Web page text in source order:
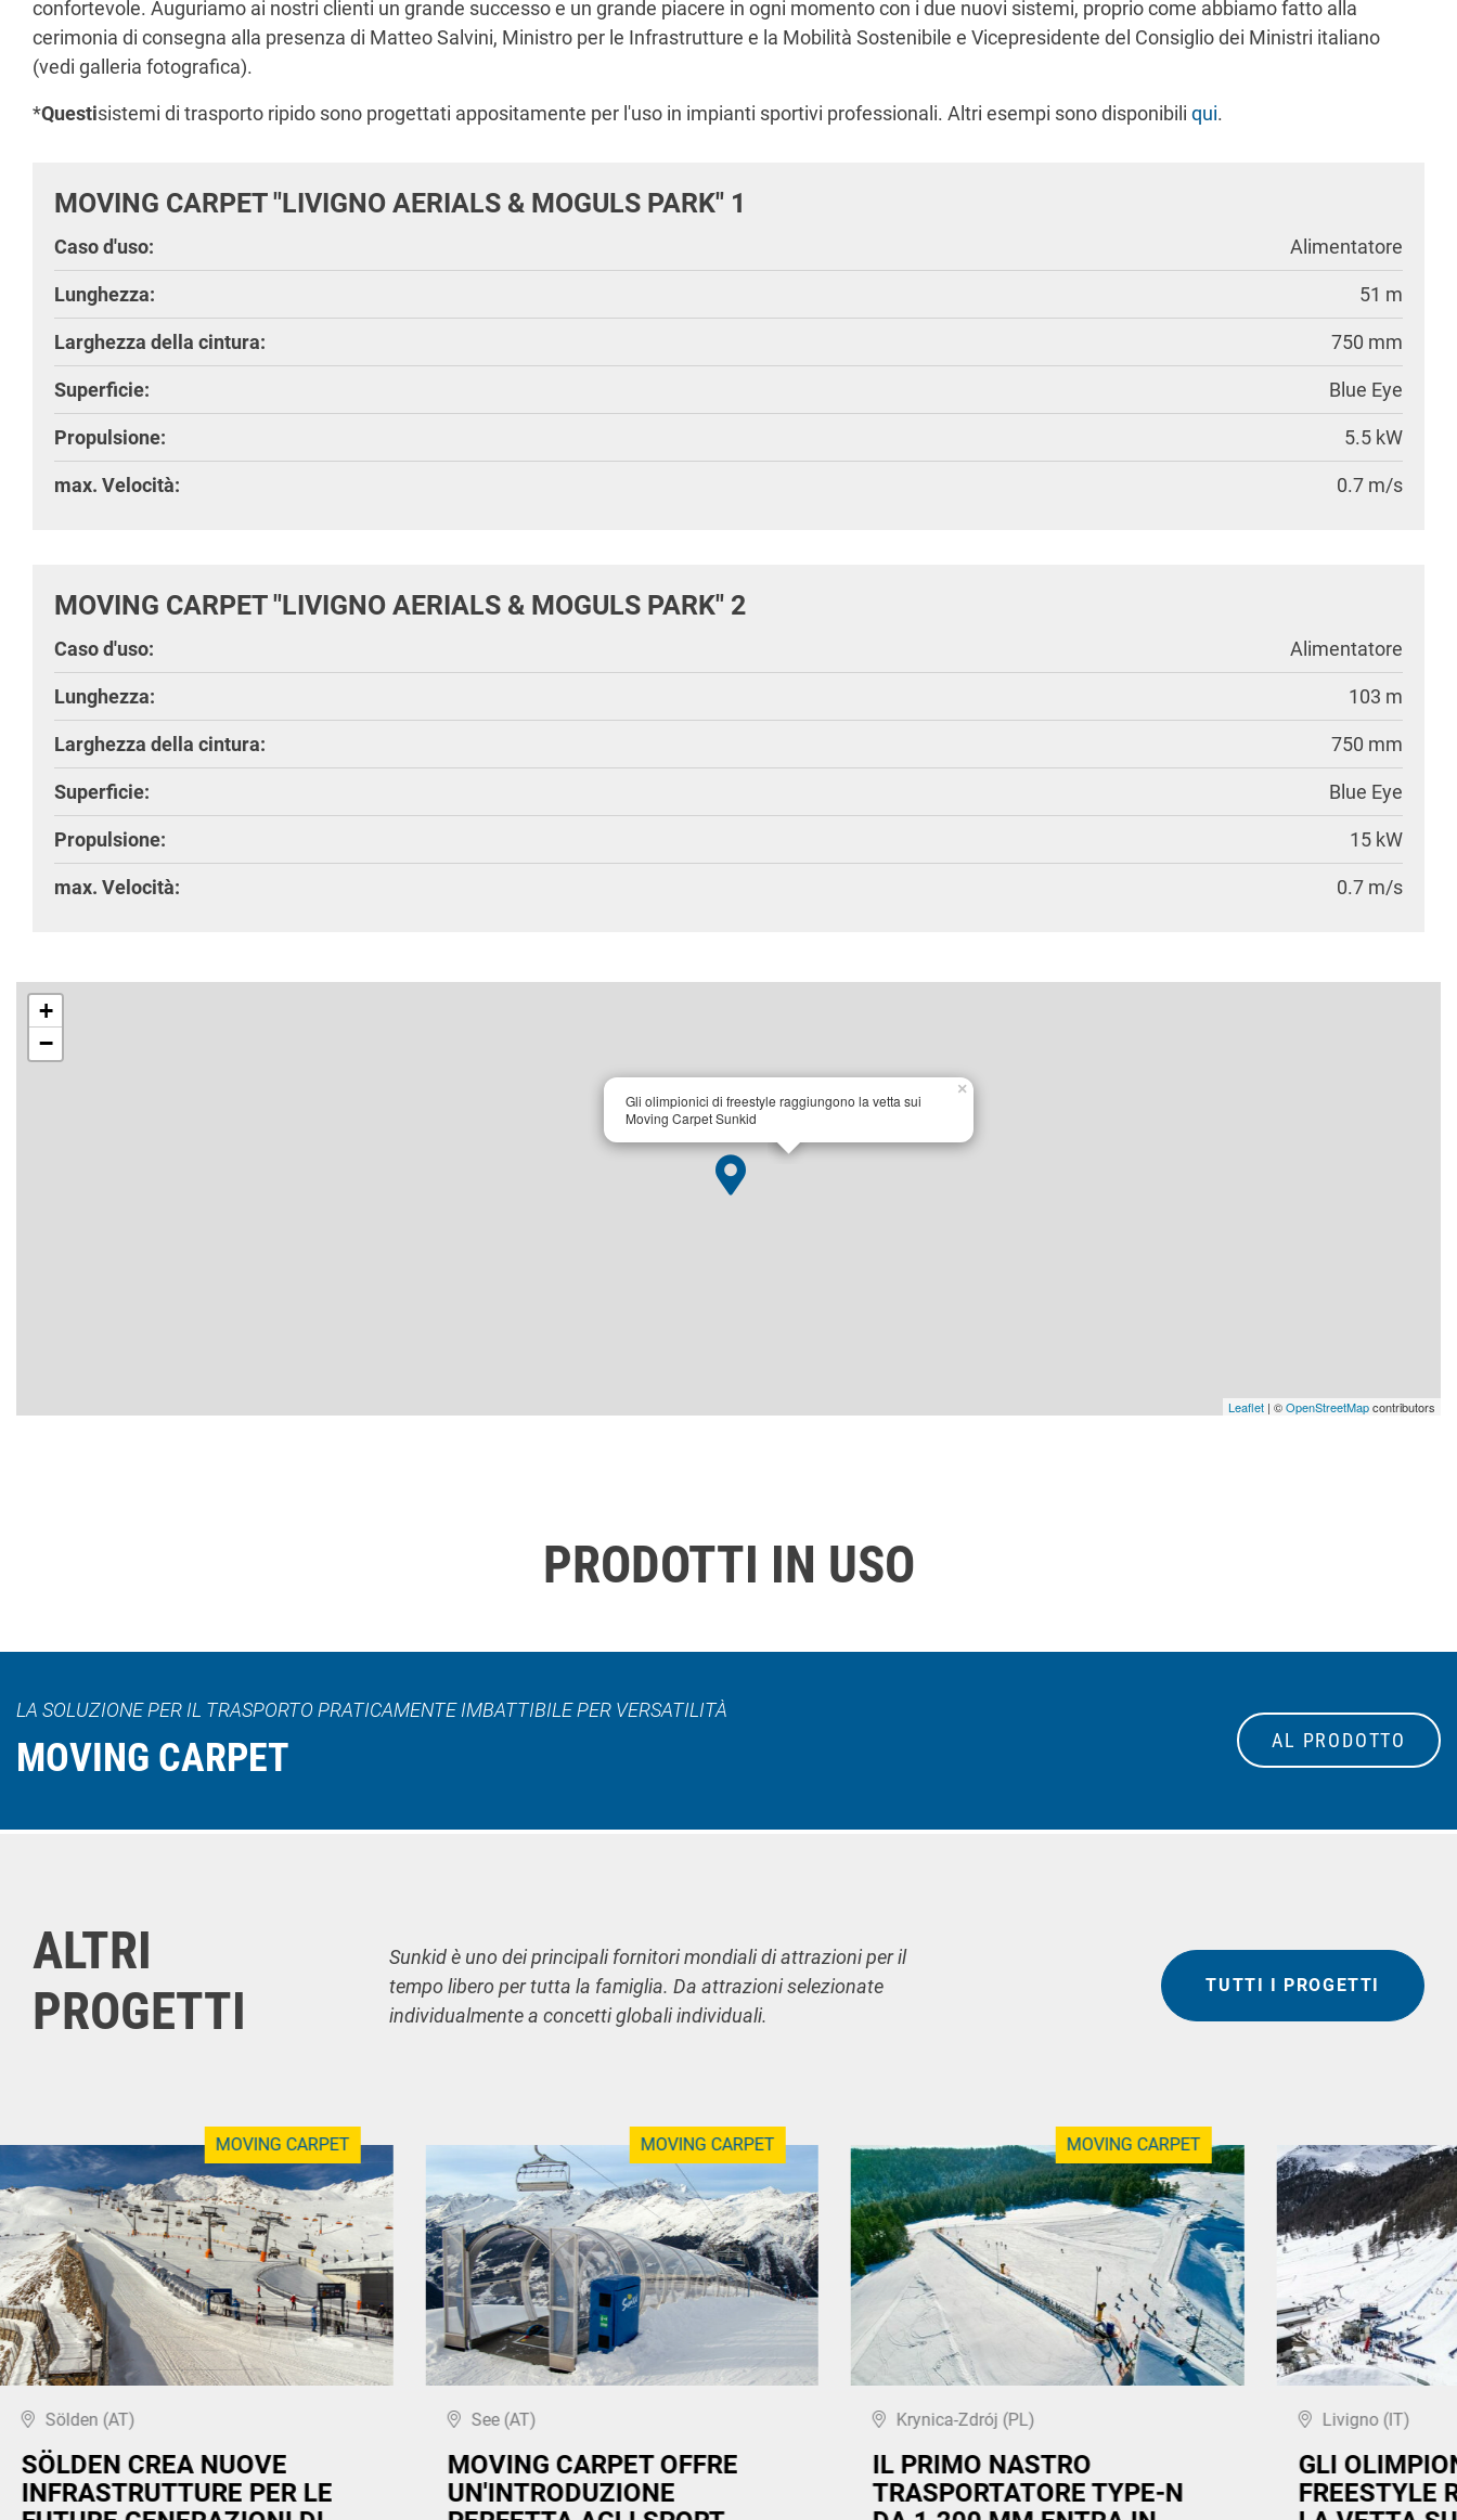
confortevole. Auguriamo ai nostri clienti un grande successo e un grande piacere in ogni momento con i due nuovi sistemi, proprio come abbiamo fatto alla
cerimonia di consegna alla presenza di Matteo Salvini, Ministro per le Infrastrutture e la Mobilità Sostenibile e Vicepresidente del Consiglio dei Ministri italiano
(vedi galleria fotografica).
*Questisistemi di trasporto ripido sono progettati appositamente per l'uso in impianti sportivi professionali. Altri esempi sono disponibili qui.
MOVING CARPET "LIVIGNO AERIALS & MOGULS PARK" 1
Caso d'uso: Alimentatore
Lunghezza: 51 m
Larghezza della cintura: 750 mm
Superficie: Blue Eye
Propulsione: 5.5 kW
max. Velocità: 0.7 m/s
MOVING CARPET "LIVIGNO AERIALS & MOGULS PARK" 2
Caso d'uso: Alimentatore
Lunghezza: 103 m
Larghezza della cintura: 750 mm
Superficie: Blue Eye
Propulsione: 15 kW
max. Velocità: 0.7 m/s
Gli olimpionici di freestyle raggiungono la vetta sui
Moving Carpet Sunkid
×
+
−
Leaflet | ©OpenStreetMapcontributors
PRODOTTI IN USO
LA SOLUZIONE PER IL TRASPORTO PRATICAMENTE IMBATTIBILE PER VERSATILITÀ
MOVING CARPET AL PRODOTTO
ALTRI
PROGETTI
Sunkid è uno dei principali fornitori mondiali di attrazioni per il
tempo libero per tutta la famiglia. Da attrazioni selezionate
individualmente a concetti globali individuali.
TUTTI I PROGETTI
MOVING CARPET
Sölden (AT)
SÖLDEN CREA NUOVE
INFRASTRUTTURE PER LE
MOVING CARPET
See (AT)
MOVING CARPET OFFRE
UN'INTRODUZIONE
MOVING CARPET
Krynica-Zdrój (PL)
IL PRIMO NASTRO
TRASPORTATORE TYPE-N
Livigno (IT)
GLI
FREESTYLE